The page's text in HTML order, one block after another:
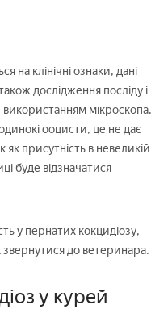
на клінічні ознаки, дані
дослідження посліду і
використанням мікроскопа.
ооцисти, це не дає
як присутність в невеликій
буде відзначатися
у пернатих кокцидіозу,
до ветеринара.
у курей